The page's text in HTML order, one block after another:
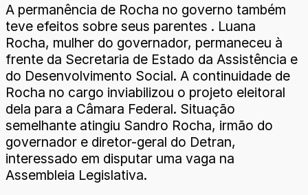
A permanência de Rocha no governo também
teve efeitos sobre seus parentes . Luana
Rocha, mulher do governador, permaneceu à
frente da Secretaria de Estado da Assistência e
do Desenvolvimento Social. A continuidade de
Rocha no cargo inviabilizou o projeto eleitoral
dela para a Câmara Federal. Situação
semelhante atingiu Sandro Rocha, irmão do
governador e diretor-geral do Detran,
interessado em disputar uma vaga na
Assembleia Legislativa.